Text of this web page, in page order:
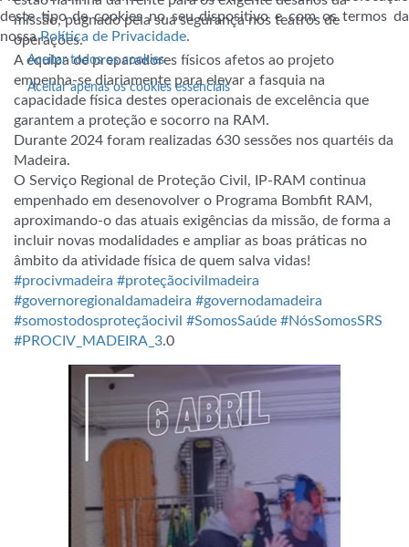
missão, pugnado pela sua segurança nos teatros de
operações.
A equipa de preparadores físicos afetos ao projeto
empenha-se diariamente para elevar a fasquia na
capacidade física destes operacionais de excelência que
garantem a proteção e socorro na RAM.
Durante 2024 foram realizadas 630 sessões nos quartéis da
Madeira.
O Serviço Regional de Proteção Civil, IP-RAM continua
empenhado em desenovolver o Programa Bombfit RAM,
aproximando-o das atuais exigências da missão, de forma a
incluir novas modalidades e ampliar as boas práticas no
âmbito da atividade física de quem salva vidas!
#procivmadeira #proteçãocivilmadeira
#governoregionaldamadeira #governodamadeira
#somostodosproteçãocivil #SomosSaúde #NósSomosSRS
#PROCIV_MADEIRA_3.0
deste tipo de cookies no seu dispositivo e com os termos da
nossaPolítica de Privacidade.
Aceitar todos os cookies
Aceitar apenas os cookies essenciais